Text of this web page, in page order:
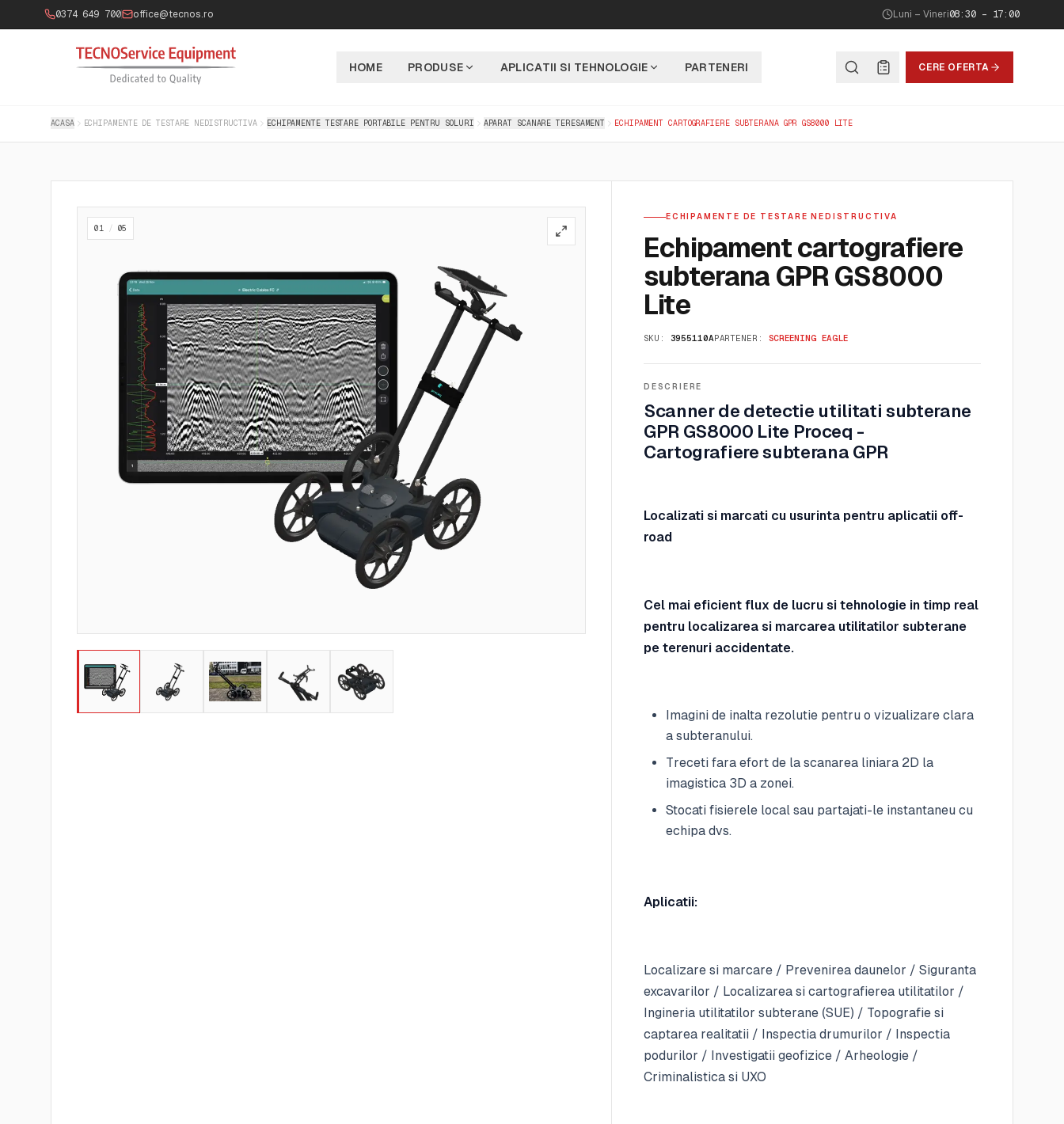
0374 649 700 office@tecnos.ro Luni – Vineri08:30 – 17:00
HOME PRODUSE APLICATII SI TEHNOLOGIE PARTENERI CERE OFERTA
ACASA ECHIPAMENTE DE TESTARE NEDISTRUCTIVA ECHIPAMENTE TESTARE PORTABILE PENTRU SOLURI APARAT SCANARE TERESAMENT ECHIPAMENT CARTOGRAFIERE SUBTERANA GPR GS8000 LITE
01 / 05
ECHIPAMENTE DE TESTARE NEDISTRUCTIVA
Echipament cartografiere
subterana GPR GS8000
Lite
SKU: 3955110APARTENER: SCREENING EAGLE
DESCRIERE
Scanner de detectie utilitati subterane
GPR GS8000 Lite Proceq -
Cartografiere subterana GPR
Localizati si marcati cu usurinta pentru aplicatii off-
road
Cel mai eficient flux de lucru si tehnologie in timp real
pentru localizarea si marcarea utilitatilor subterane
pe terenuri accidentate.
Imagini de inalta rezolutie pentru o vizualizare clara
a subteranului.
Treceti fara efort de la scanarea liniara 2D la
imagistica 3D a zonei.
Stocati fisierele local sau partajati-le instantaneu cu
echipa dvs.
Aplicatii:
Localizare si marcare / Prevenirea daunelor / Siguranta
excavarilor / Localizarea si cartografierea utilitatilor /
Ingineria utilitatilor subterane (SUE) / Topografie si
captarea realitatii / Inspectia drumurilor / Inspectia
podurilor / Investigatii geofizice / Arheologie /
Criminalistica si UXO